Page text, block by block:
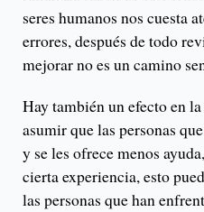
seres humanos nos cuesta
errores, después de todo
mejorar no es un camino
Hay también un efecto en
asumir que las personas
y se les ofrece menos
cierta experiencia, esto
las personas que han